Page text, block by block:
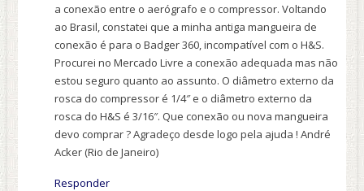
a conexão entre o aerógrafo e o compressor. Voltando
ao Brasil, constatei que a minha antiga mangueira de
conexão é para o Badger 360, incompatível com o H&S.
Procurei no Mercado Livre a conexão adequada mas não
estou seguro quanto ao assunto. O diâmetro externo da
rosca do compressor é 1/4″ e o diâmetro externo da
rosca do H&S é 3/16″. Que conexão ou nova mangueira
devo comprar ? Agradeço desde logo pela ajuda ! André
Acker (Rio de Janeiro)
Responder